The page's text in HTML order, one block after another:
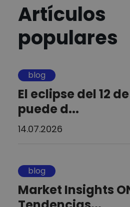
Artículos
populares
blog
El eclipse del 12
puede d...
14.07.2026
blog
Market Insights